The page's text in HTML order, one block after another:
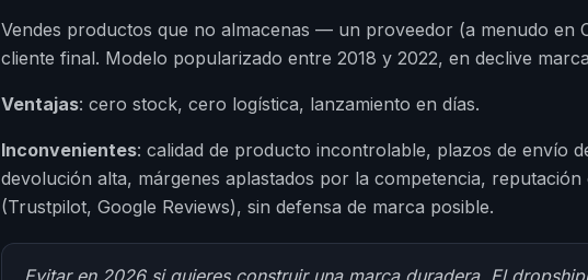
Vendes productos que no almacenas — un proveedor (a menudo en
cliente final. Modelo popularizado entre 2018 y 2022, en declive
Ventajas: cero stock, cero logística, lanzamiento en días.
Inconvenientes: calidad de producto incontrolable, plazos de envío
devolución alta, márgenes aplastados por la competencia,
(Trustpilot, Google Reviews), sin defensa de marca posible.
Evitar en 2026 si quieres construir una marca duradera. El